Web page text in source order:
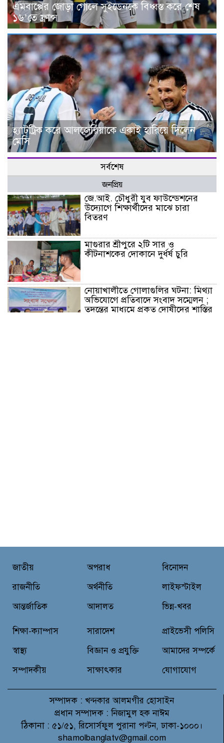
এমবাপ্পের জোড়া গোলে সুইডেনকে বিধ্বস্ত করে শেষ
১৬’তে ফ্রান্স
হ্যাটট্রিক করে আলজেরিয়াকে একাই হারিয়ে দিলেন
মেসি
সর্বশেষ
জনপ্রিয়
জে.আই. চৌধুরী যুব ফাউন্ডেশনের
উদ্যোগে শিক্ষার্থীদের মাঝে চারা
বিতরণ
মাগুরার শ্রীপুরে ২টি সার ও
কীটনাশকের দোকানে দুর্ধর্ষ চুরি
নোয়াখালীতে গোলাগুলির ঘটনা: মিথ্যা
অভিযোগে প্রতিবাদে সংবাদ সম্মেলন ;
তদন্তের মাধ্যমে প্রকৃত দোষীদের শাস্তির
ম্যারাথনে অংশ নিলেন তিন শতাধিক
মাগুরায় লোডশেডিংয়ের গরম থেকে
বাঁচতে মসজিদের ছাদে উঠে
বিদ্যুৎস্পৃষ্টে মুয়াজ্জিনের মৃত্যু!
রুপনগর প্রেসক্লাবের সদস্য মোঃ রুহুল
আমিন এর মমতাময়ী মায়ের মৃত্যু
জাতীয়
রাজনীতি
আন্তর্জাতিক
অপরাধ
অর্থনীতি
আদালত
বিনোদন
লাইফস্টাইল
ভিন্ন-খবর
শিক্ষা-ক্যাম্পাস
স্বাস্থ্য
সম্পাদকীয়
সারাদেশ
বিজ্ঞান ও প্রযুক্তি
সাক্ষাৎকার
প্রাইভেসী পলিসি
আমাদের সম্পর্কে
যোগাযোগ
সম্পাদক : খন্দকার আলমগীর হোসাইন
প্রধান সম্পাদক : নিজামুল হক নাঈম
ঠিকানা : ৫১/৫১, রিসোর্সফুল পুরানা পল্টন, ঢাকা-১০০০।
shamolbanglatv@gmail.com